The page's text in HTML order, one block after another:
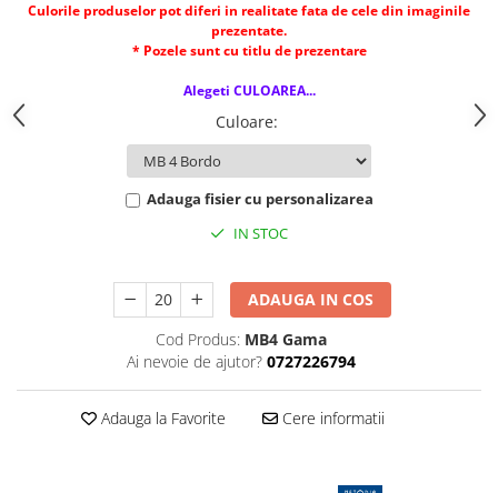
Radiere
Echere, rigle, raportoare, compase,
Truse geometrie
Markere evidentiatoare text
Markere permanente
Markere speciale pentru desen
Culorile produselor pot diferi in realitate fata de cele din imaginile
prezentate.
* Pozele sunt cu titlu de prezentare
Alegeti CULOAREA...
Culoare:
Adauga fisier cu personalizarea
IN STOC
ADAUGA IN COS
Cod Produs: MB4 Gama
Ai nevoie de ajutor? 0727226794
Adauga la Favorite Cere informatii